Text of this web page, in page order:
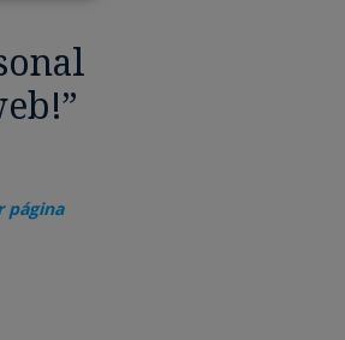
página